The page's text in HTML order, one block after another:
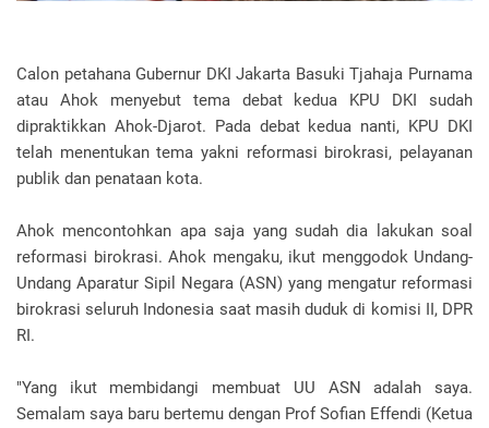
Calon petahana Gubernur DKI Jakarta Basuki Tjahaja Purnama
atau Ahok menyebut tema debat kedua KPU DKI sudah
dipraktikkan Ahok-Djarot. Pada debat kedua nanti, KPU DKI
telah menentukan tema yakni reformasi birokrasi, pelayanan
publik dan penataan kota.
Ahok mencontohkan apa saja yang sudah dia lakukan soal
reformasi birokrasi. Ahok mengaku, ikut menggodok Undang-
Undang Aparatur Sipil Negara (ASN) yang mengatur reformasi
birokrasi seluruh Indonesia saat masih duduk di komisi II, DPR
RI.
"Yang ikut membidangi membuat UU ASN adalah saya.
Semalam saya baru bertemu dengan Prof Sofian Effendi (Ketua